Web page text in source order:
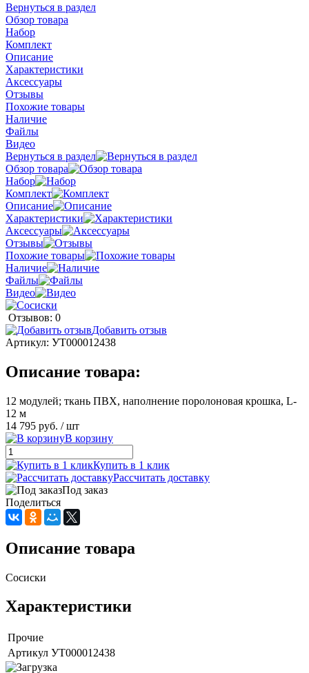
Вернуться в раздел
Обзор товара
Набор
Комплект
Описание
Характеристики
Аксессуары
Отзывы
Похожие товары
Наличие
Файлы
Видео
Вернуться в раздел
Обзор товара
Набор
Комплект
Описание
Характеристики
Аксессуары
Отзывы
Похожие товары
Наличие
Файлы
Видео
Отзывов: 0
Добавить отзыв
Артикул: УТ000012438
Описание товара:
12 модулей; ткань ПВХ, наполнение поролоновая крошка, L-
12 м
14 795 руб. / шт
В корзину
Купить в 1 клик
Рассчитать доставку
Под заказ
Поделиться
Описание товара
Сосиски
Характеристики
Прочие
Артикул УТ000012438